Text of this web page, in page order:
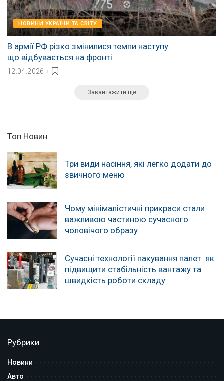
НОВИНИ УКРАЇНИ ТА СВІТУ
В армії РФ різко змінилися темпи наступу:
що відбувається на фронті
12.04.2026
Завантажити ще
Топ Новин
Три види насіння, які легко додати до
звичного меню
Чому мінімалістичні прикраси стали
важливою частиною сучасного
чоловічого образу
Сучасні технології пакування палет: як
підвищити стабільність вантажу та
швидкість роботи складу
Рубрики
Новини
Авто